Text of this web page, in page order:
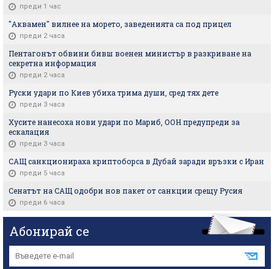
преди 1 час
"Аквамен" вилнее на морето, заведенията са под прицел
преди 2 часа
Пентагонът обвини бивш военен министър в разкриване на
секретна информация
преди 2 часа
Руски удари по Киев убиха трима души, сред тях дете
преди 3 часа
Хусите нанесоха нови удари по Мариб, ООН предупреди за
ескалация
преди 3 часа
САЩ санкционираха криптоборса в Дубай заради връзки с Иран
преди 5 часа
Сенатът на САЩ одобри нов пакет от санкции срещу Русия
преди 6 часа
Абонирай се